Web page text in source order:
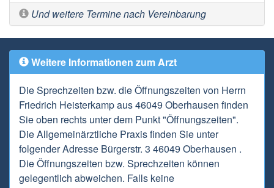
Und weitere Termine nach Vereinbarung
Weitere Informationen zum Arzt
Die Sprechzeiten bzw. die Öffnungszeiten von Herrn
Friedrich Heisterkamp aus 46049 Oberhausen finden
Sie oben rechts unter dem Punkt "Öffnungszeiten".
Die Allgemeinärztliche Praxis finden Sie unter
folgender Adresse Bürgerstr. 3 46049 Oberhausen .
Die Öffnungszeiten bzw. Sprechzeiten können
gelegentlich abweichen. Falls keine